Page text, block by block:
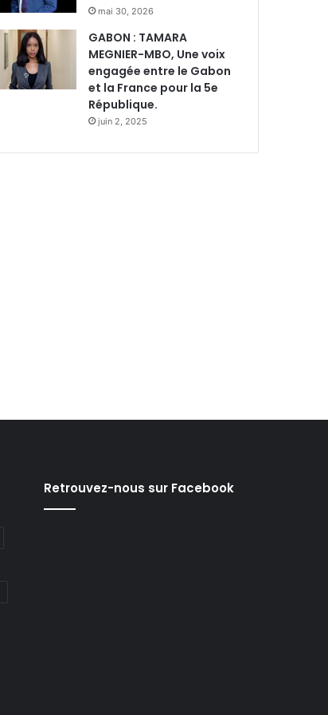
mai 30, 2026
GABON : TAMARA
MEGNIER-MBO, Une voix
engagée entre le Gabon
et la France pour la 5e
République.
juin 2, 2025
Retrouvez-nous sur Facebook